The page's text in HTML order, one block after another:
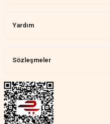
verirler, çok yardım ederler.
Teslim çok çabuk geldi. Montaj çok
Nathalie Prevost | 22/07/2026
Çok ilgililerdi
Yardım
Sözleşmeler